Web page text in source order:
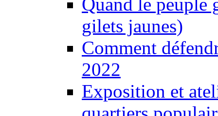
gilets jaunes)
Comment
2022
Exposition et